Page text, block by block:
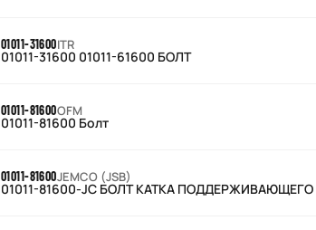
01011-31600ITR
01011-31600 01011-61600 БОЛТ
01011-81600OFM
01011-81600 Болт
01011-81600JEMCO (JSB)
01011-81600-JC БОЛТ КАТКА ПОДДЕРЖИВАЮЩЕГО